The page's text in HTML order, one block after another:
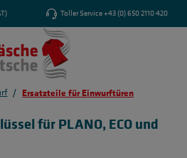
Toller Service +43 (0) 650 2110 420
/ Ersatzteile für Einwurftüren
für PLANO, ECO und